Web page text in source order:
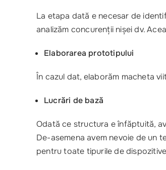
La etapa dată e necesar de
analizăm concurenții nișei dv.
Elaborarea prototipului
În cazul dat, elaborăm macheta
Lucrări de bază
Odată ce structura e înfăptuită,
De-asemena avem nevoie de un
pentru toate tipurile de